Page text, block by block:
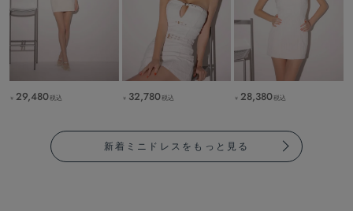
￥ 29,480税込 ￥ 32,780税込 ￥ 28,380税込
新着ミニドレスをもっと見る